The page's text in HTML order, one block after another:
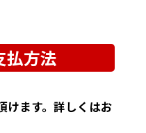
払方法
けます。詳しくはお